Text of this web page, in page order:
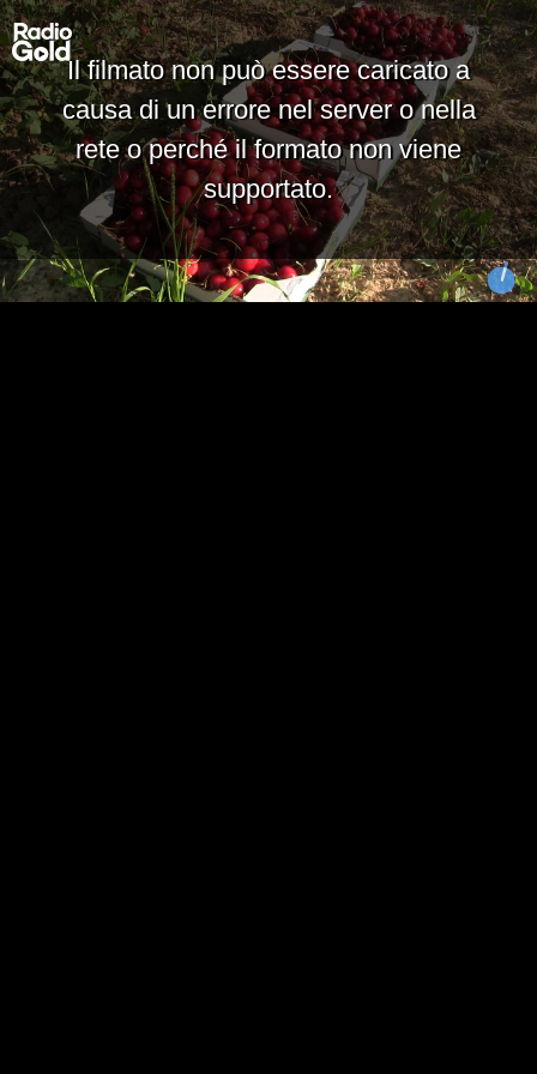
Il filmato non può essere caricato a
causa di un errore nel server o nella
rete o perché il formato non viene
supportato.